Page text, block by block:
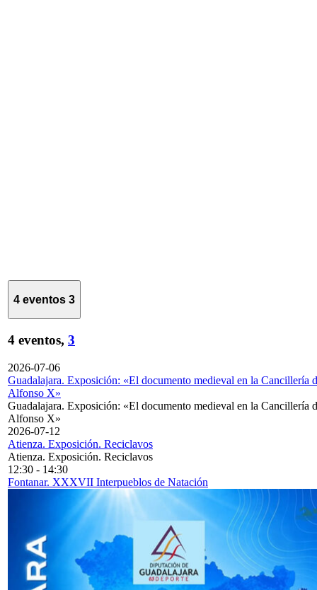
4 eventos 3
4 eventos, 3
2026-07-06
Guadalajara. Exposición: «El documento medieval en la Cancillería
Alfonso X»
Guadalajara. Exposición: «El documento medieval en la Cancillería
Alfonso X»
2026-07-12
Atienza. Exposición. Reciclavos
Atienza. Exposición. Reciclavos
12:30 - 14:30
Fontanar. XXXVII Interpueblos de Natación